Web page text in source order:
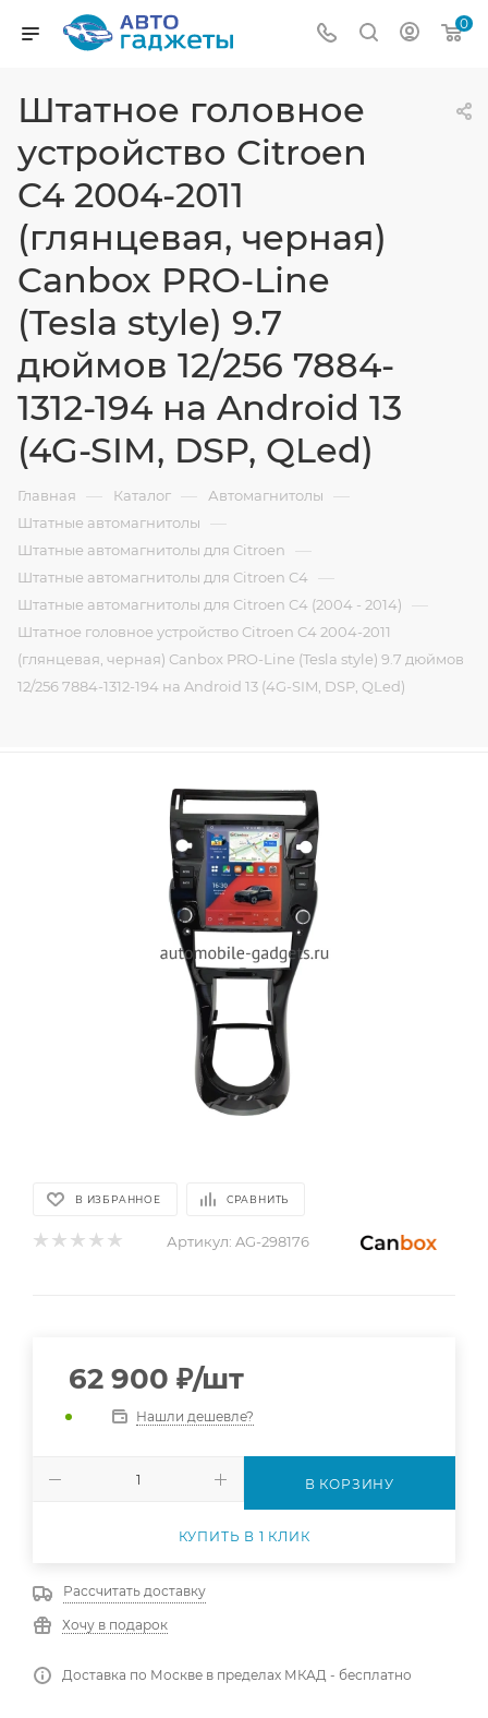
0
Штатное головное
устройство Citroen
C4 2004-2011
(глянцевая, черная)
Canbox PRO-Line
(Tesla style) 9.7
дюймов 12/256 7884-
1312-194 на Android 13
(4G-SIM, DSP, QLed)
Главная — Каталог — Автомагнитолы —
Штатные автомагнитолы —
Штатные автомагнитолы для Citroen —
Штатные автомагнитолы для Citroen C4 —
Штатные автомагнитолы для Citroen C4 (2004 - 2014) —
Штатное головное устройство Citroen C4 2004-2011
(глянцевая, черная) Canbox PRO-Line (Tesla style) 9.7 дюймов
12/256 7884-1312-194 на Android 13 (4G-SIM, DSP, QLed)
В ИЗБРАННОЕ СРАВНИТЬ
Артикул: AG-298176
62 900 ₽/шт
Нашли дешевле?
В КОРЗИНУ
КУПИТЬ В 1 КЛИК
Рассчитать доставку
Хочу в подарок
Доставка по Москве в пределах МКАД - бесплатно